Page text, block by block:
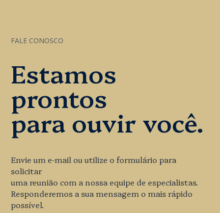
FALE CONOSCO
Estamos
prontos
para ouvir você.
Envie um e-mail ou utilize o formulário para
solicitar
uma reunião com a nossa equipe de especialistas.
Responderemos a sua mensagem o mais rápido
possível.